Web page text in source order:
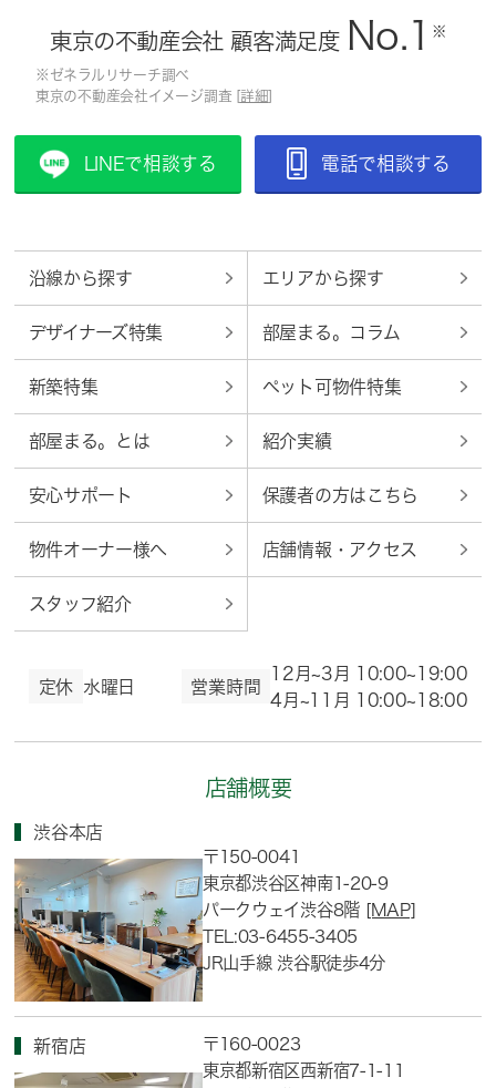
東京の不動産会社 顧客満足度 No.1 ※
※ゼネラルリサーチ調べ
東京の不動産会社イメージ調査 [ 詳細
LINEで相談する 電話で相談する
沿線から探す エリアから探す
デザイナーズ特集 部屋まる。コラム
新築特集 ペット可物件特集
部屋まる。とは 紹介実績
安心サポート 保護者の方はこちら
物件オーナー様へ 店舗情報・アクセス
スタッフ紹介
定休 水曜日 営業時間
12月~3月 10:00~19:00
4月~11月 10:00~18:00
店舗概要
渋谷本店
〒150-0041
東京都渋谷区神南1-20-9
パークウェイ渋谷8階 [MAP]
TEL:03-6455-3405
JR山手線 渋谷駅徒歩4分
新宿店
〒160-0023
東京都新宿区西新宿7-1-11